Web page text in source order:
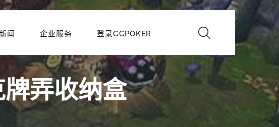
闻 企业服务 登录GGPOKER
弄收纳盒